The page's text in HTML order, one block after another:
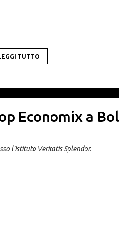
TUTTO
Economix a
l'Istituto Veritatis Splendor.